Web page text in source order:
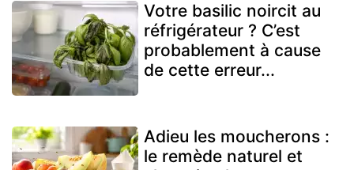
Votre basilic noircit au
réfrigérateur ? C’est
probablement à cause
de cette erreur...
Adieu les moucherons :
le remède naturel et